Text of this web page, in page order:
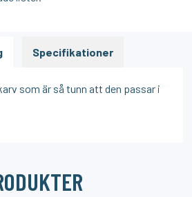
Specifikationer
som är så tunn att den passar i